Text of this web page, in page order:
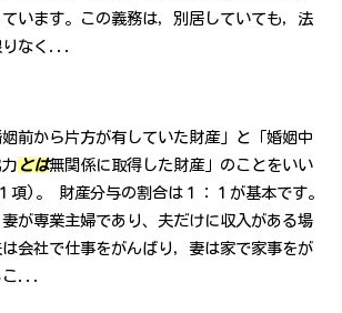
います。この義務は，別居していても，法
りなく...
前から片方が有していた財産」と「婚姻中
とは無関係に取得した財産」のことをいい
項)。 財産分与の割合は１：１が基本です。
が専業主婦であり、夫だけに収入がある場
会社で仕事をがんばり，妻は家で家事をが
こ...